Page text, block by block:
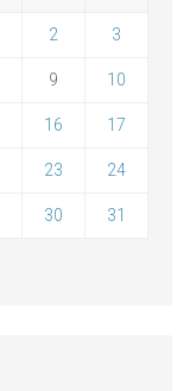
2 3
9 10
16 17
23 24
30 31